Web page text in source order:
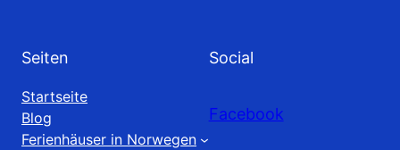
Seiten
Startseite
Blog
Ferienhäuser in Norwegen
Social
Facebook